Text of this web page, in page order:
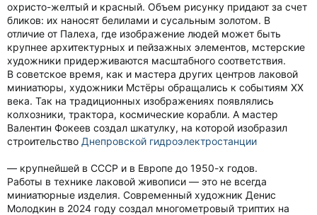
охристо-желтый и красный. Объем рисунку придают за счет
бликов: их наносят белилами и сусальным золотом. В
отличие от Палеха, где изображение людей может быть
крупнее архитектурных и пейзажных элементов, мстерские
художники придерживаются масштабного соответствия.
В советское время, как и мастера других центров лаковой
миниатюры, художники Мстёры обращались к событиям XX
века. Так на традиционных изображениях появлялись
колхозники, трактора, космические корабли. А мастер
Валентин Фокеев создал шкатулку, на которой изобразил
строительство Днепровской гидроэлектростанции
— крупнейшей в СССР и в Европе до 1950-х годов.
Работы в технике лаковой живописи — это не всегда
миниатюрные изделия. Современный художник Денис
Молодкин в 2024 году создал многометровый триптих на